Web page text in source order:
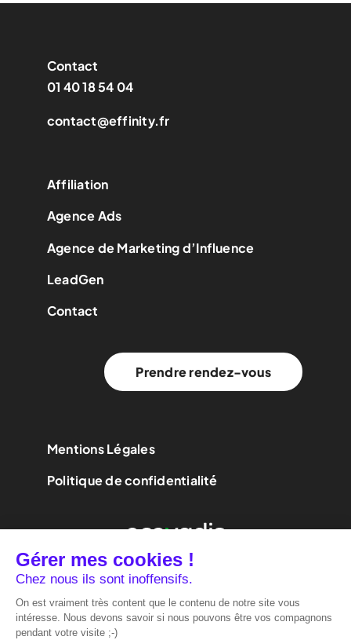
Contact
01 40 18 54 04
contact@effinity.fr
Affiliation
Agence Ads
Agence de Marketing d’Influence
LeadGen
Contact
Prendre rendez-vous
Mentions Légales
Politique de confidentialité